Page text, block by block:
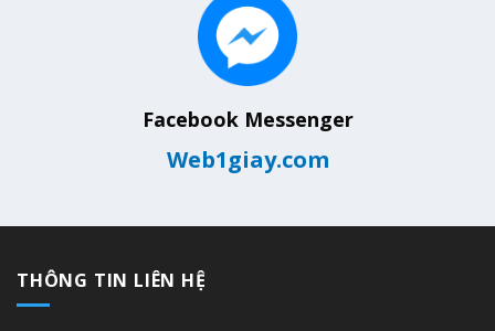
Facebook Messenger
Web1giay.com
THÔNG TIN LIÊN HỆ